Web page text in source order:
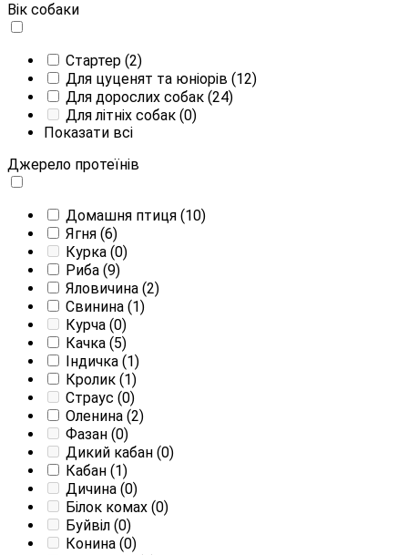
Вік собаки
Стартер (2)
Для цуценят та юніорів (12)
Для дорослих собак (24)
Для літніх собак (0)
Показати всі
Джерело протеїнів
Домашня птиця (10)
Ягня (6)
Курка (0)
Риба (9)
Яловичина (2)
Свинина (1)
Курча (0)
Качка (5)
Індичка (1)
Кролик (1)
Страус (0)
Оленина (2)
Фазан (0)
Дикий кабан (0)
Кабан (1)
Дичина (0)
Білок комах (0)
Буйвіл (0)
Конина (0)